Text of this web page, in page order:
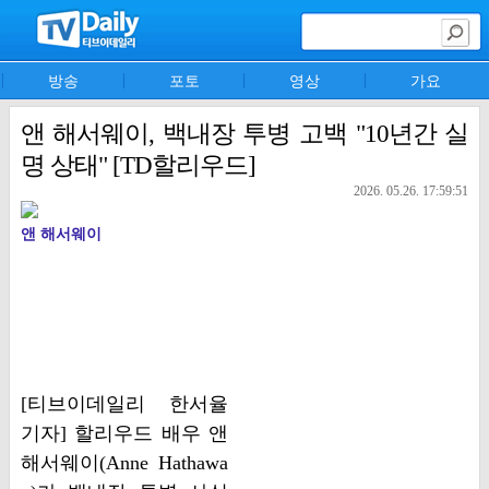
방송 포토 영상 가요
앤 해서웨이, 백내장 투병 고백 "10년간 실
명 상태" [TD할리우드]
2026. 05.26. 17:59:51
앤 해서웨이
[티브이데일리 한서율
기자] 할리우드 배우 앤
해서웨이(Anne Hathawa